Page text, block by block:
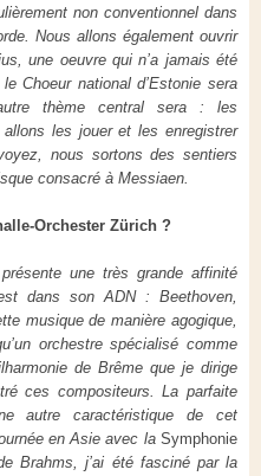
non conventionnel dans
Nous allons également ouvrir
une oeuvre qui n’a jamais été
Choeur national d’Estonie sera
thème central sera : les
les jouer et les enregistrer
nous sortons des sentiers
consacré à Messiaen.
-Orchester Zürich ?
une très grande affinité
dans son ADN : Beethoven,
musique de manière agogique,
orchestre spécialisé comme
de Brême que je dirige
ces compositeurs. La parfaite
autre caractéristique de cet
en Asie avec la Symphonie
Brahms, j’ai été fasciné par la